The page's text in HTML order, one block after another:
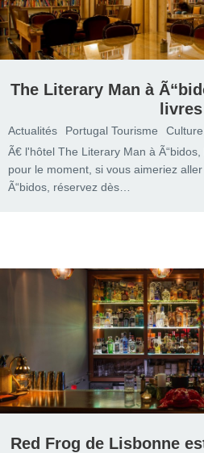
The Literary Man à
livres
Actualités Portugal Tourisme
Culture
Ã€ l'hôtel The Literary Man à
pour le moment, si vous aimeriez
Ã“bidos, réservez dès…
Red Frog de Lisbonne